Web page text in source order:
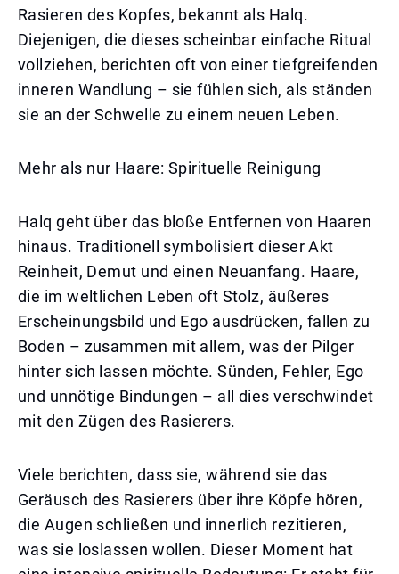
Rasieren des Kopfes, bekannt als Halq.
Diejenigen, die dieses scheinbar einfache Ritual
vollziehen, berichten oft von einer tiefgreifenden
inneren Wandlung – sie fühlen sich, als ständen
sie an der Schwelle zu einem neuen Leben.
Mehr als nur Haare: Spirituelle Reinigung
Halq geht über das bloße Entfernen von Haaren
hinaus. Traditionell symbolisiert dieser Akt
Reinheit, Demut und einen Neuanfang. Haare,
die im weltlichen Leben oft Stolz, äußeres
Erscheinungsbild und Ego ausdrücken, fallen zu
Boden – zusammen mit allem, was der Pilger
hinter sich lassen möchte. Sünden, Fehler, Ego
und unnötige Bindungen – all dies verschwindet
mit den Zügen des Rasierers.
Viele berichten, dass sie, während sie das
Geräusch des Rasierers über ihre Köpfe hören,
die Augen schließen und innerlich rezitieren,
was sie loslassen wollen. Dieser Moment hat